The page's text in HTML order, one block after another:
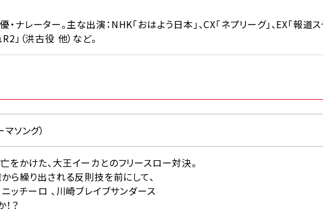
ナレーター。主な出演：NHK「おはよう日本」、CX「ネプリーグ」、EX「報道
」（洪古役 他）など。
ソング）
をかけた、大王イーカとのフリースロー対決。
ら繰り出される反則技を前にして、
ニッチーロ 、川崎ブレイブサンダース
？